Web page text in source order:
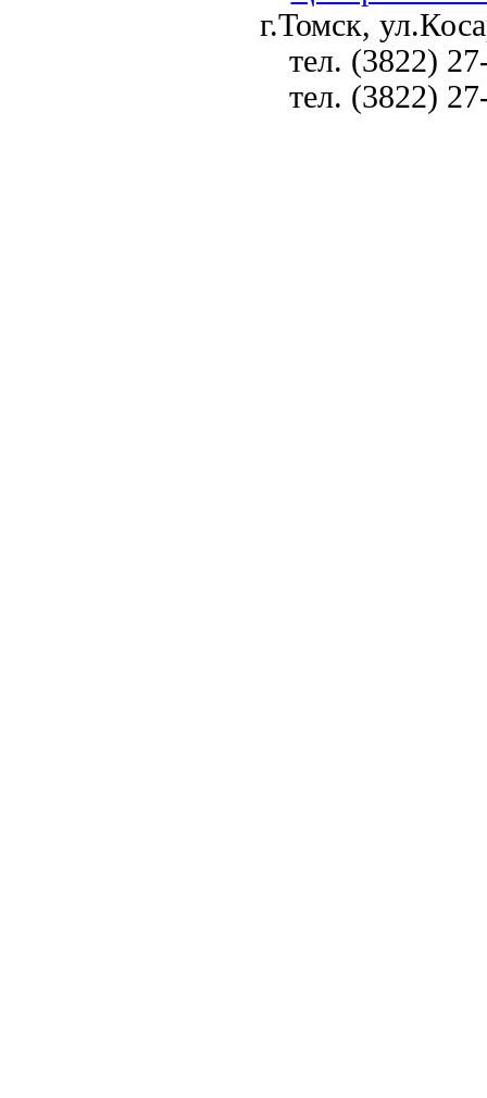
г.Томск,
тел. (3822)
тел. (3822)